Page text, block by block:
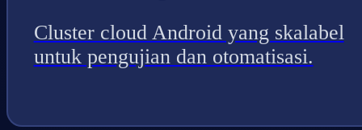
Cluster cloud Android yang skalabel
untuk pengujian dan otomatisasi.